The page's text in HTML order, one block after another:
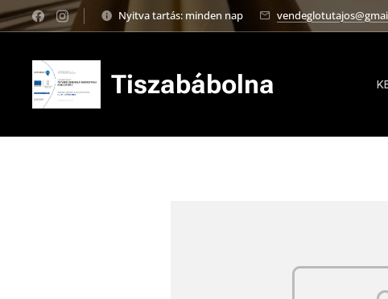
Nyitva tartás: minden nap
Tiszabábolna